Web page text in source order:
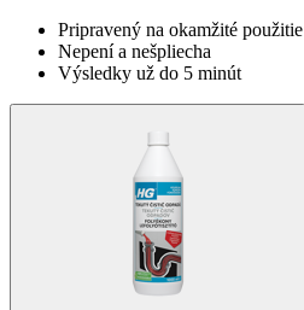
Pripravený na okamžité použitie
Nepení a nešpliecha
Výsledky už do 5 minút